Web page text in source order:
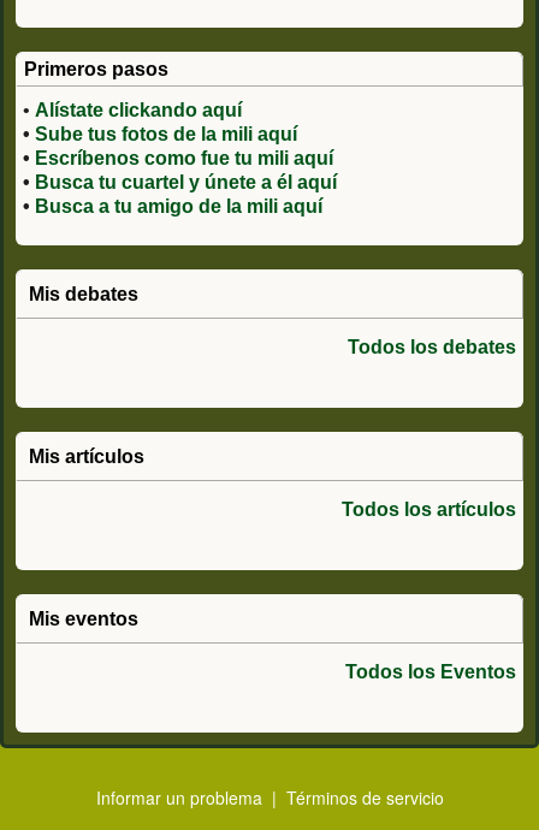
Primeros pasos
• Alístate clickando aquí
• Sube tus fotos de la mili aquí
• Escríbenos como fue tu mili aquí
• Busca tu cuartel y únete a él aquí
• Busca a tu amigo de la mili aquí
Mis debates
Todos los debates
Mis artículos
Todos los artículos
Mis eventos
Todos los Eventos
Informar un problema | Términos de servicio